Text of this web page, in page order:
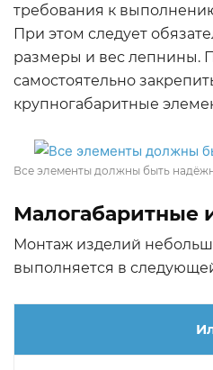
требования к
При этом следует
размеры и вес лепнины.
самостоятельно
крупногабаритные
Все элементы должны быть
Малогабаритные
Монтаж изделий
выполняется в